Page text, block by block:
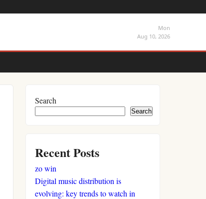
Mon
Aug 10, 2026
Search
Search
Recent Posts
zo win
Digital music distribution is
evolving: key trends to watch in